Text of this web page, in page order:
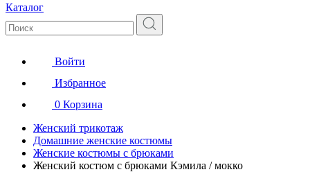
Каталог
Войти
Избранное
0 Корзина
Женский трикотаж
Домашние женские костюмы
Женские костюмы с брюками
Женский костюм с брюками Кэмила / мокко